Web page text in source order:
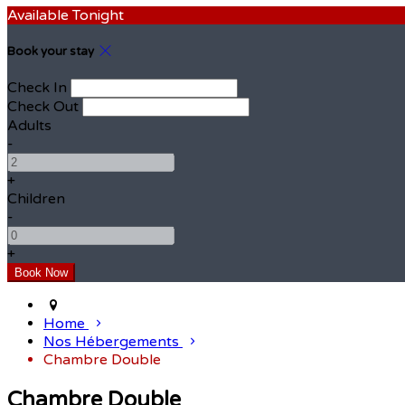
Available Tonight
Book your stay
Check In
Check Out
Adults
-
+
Children
-
+
Home
Nos Hébergements
Chambre Double